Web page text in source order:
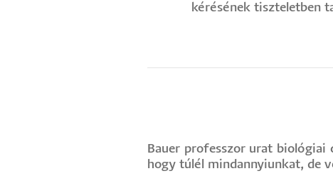
kérésének tiszteletben
Bauer professzor urat
hogy túlél mindannyiunkat, de